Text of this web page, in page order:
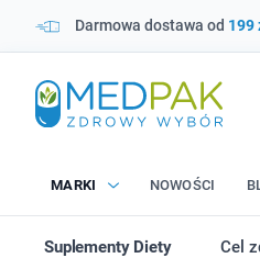
Darmowa dostawa od 199
MARKI NOWOŚCI
Suplementy Diety Cel